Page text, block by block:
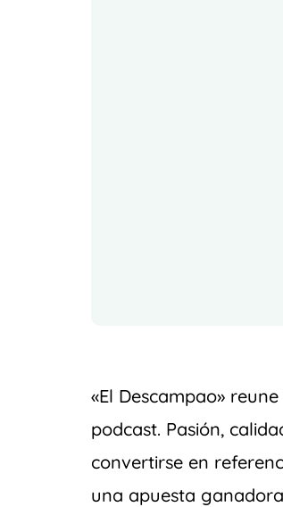
«El Descampao»
podcast. Pasión,
convertirse en
una apuesta ganadora